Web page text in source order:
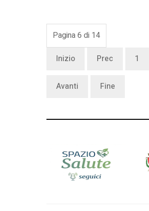
Pagina 6 di 14
Inizio
Prec 1
Avanti Fine